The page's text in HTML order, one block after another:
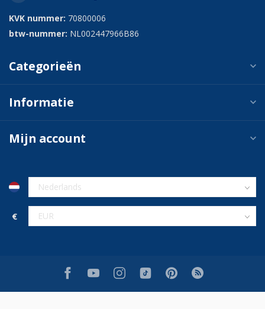
KVK nummer: 70800006
btw-nummer: NL002447966B86
Categorieën
Informatie
Mijn account
€